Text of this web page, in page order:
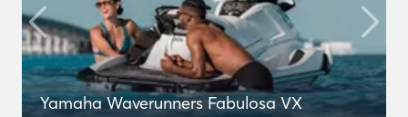
Yamaha Waverunners Fabulosa VX